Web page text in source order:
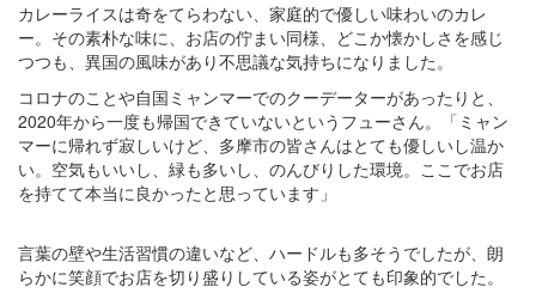
カレーライスは奇をてらわない、家庭的で優しい味わいのカレ
ー。その素朴な味に、お店の佇まい同様、どこか懐かしさを感じ
つつも、異国の風味があり不思議な気持ちになりました。
コロナのことや自国ミャンマーでのクーデーターがあったりと、
2020年から一度も帰国できていないというフューさん。「ミャン
マーに帰れず寂しいけど、多摩市の皆さんはとても優しいし温か
い。空気もいいし、緑も多いし、のんびりした環境。ここでお店
を持てて本当に良かったと思っています」
言葉の壁や生活習慣の違いなど、ハードルも多そうでしたが、朗
らかに笑顔でお店を切り盛りしている姿がとても印象的でした。